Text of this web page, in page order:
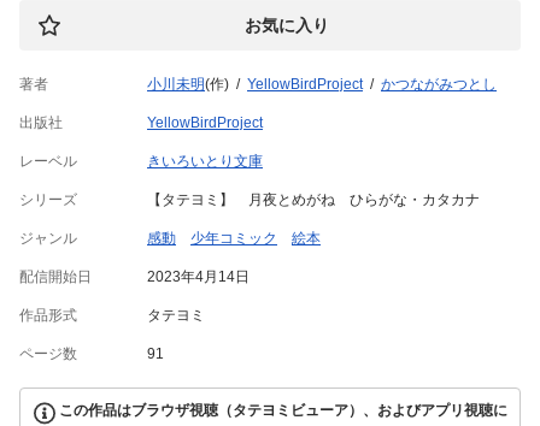
お気に入り
著者 小川未明(作) YellowBirdProject かつながみつとし
出版社 YellowBirdProject
レーベル きいろいとり文庫
シリーズ 【タテヨミ】 月夜とめがね ひらがな・カタカナ
ジャンル 感動 少年コミック 絵本
配信開始日 2023年4月14日
作品形式 タテヨミ
ページ数 91
この作品はブラウザ視聴（タテヨミビューア）、およびアプリ視聴に